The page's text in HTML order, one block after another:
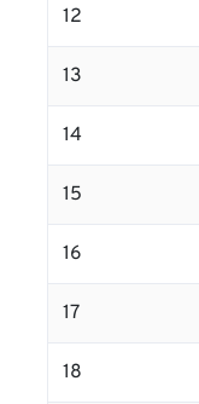
12
13
14
15
16
17
18